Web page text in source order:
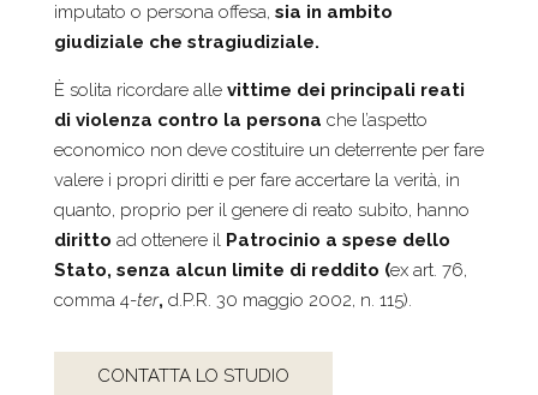
imputato o persona offesa, sia in ambito
giudiziale che stragiudiziale.
È solita ricordare alle vittime dei principali reati
di violenza contro la persona che l’aspetto
economico non deve costituire un deterrente per fare
valere i propri diritti e per fare accertare la verità, in
quanto, proprio per il genere di reato subito, hanno
diritto ad ottenere il Patrocinio a spese dello
Stato, senza alcun limite di reddito (ex art. 76,
comma 4-ter, d.P.R. 30 maggio 2002, n. 115).
CONTATTA LO STUDIO